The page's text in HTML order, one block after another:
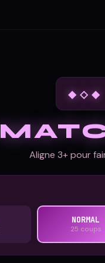
◆◇◆
Aligne 3+ pour
NORMAL
25 coups